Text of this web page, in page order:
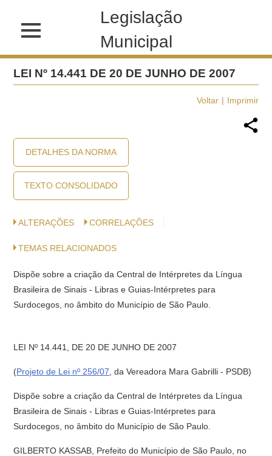
Legislação
Municipal
LEI Nº 14.441 DE 20 DE JUNHO DE 2007
Voltar Imprimir
DETALHES DA NORMA
TEXTO CONSOLIDADO
ALTERAÇÕES CORRELAÇÕES
TEMAS RELACIONADOS
Dispõe sobre a criação da Central de Intérpretes da Língua
Brasileira de Sinais - Libras e Guias-Intérpretes para
Surdocegos, no âmbito do Município de São Paulo.
LEI Nº 14.441, DE 20 DE JUNHO DE 2007
(Projeto de Lei nº 256/07 , da Vereadora Mara Gabrilli - PSDB)
Dispõe sobre a criação da Central de Intérpretes da Língua
Brasileira de Sinais - Libras e Guias-Intérpretes para
Surdocegos, no âmbito do Município de São Paulo.
GILBERTO KASSAB, Prefeito do Município de São Paulo, no